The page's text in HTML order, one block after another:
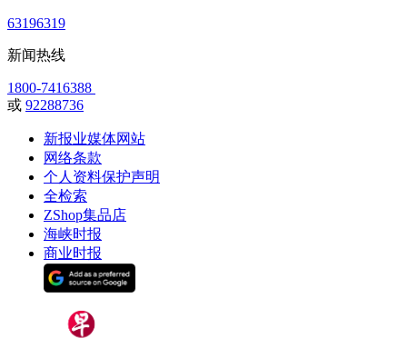
63196319
新闻热线
1800-7416388
或 92288736
新报业媒体网站
网络条款
个人资料保护声明
全检索
ZShop集品店
海峡时报
商业时报